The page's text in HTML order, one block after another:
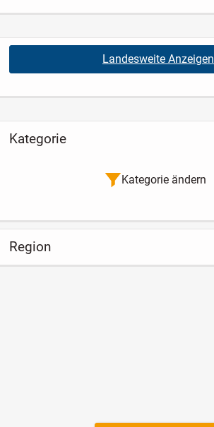
Landesweite Anzeigen
Kategorie
Kategorie ändern
Region